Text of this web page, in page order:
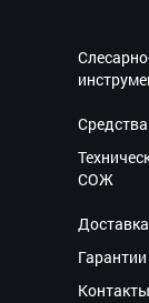
СОЖ
Доставка
Гарантии
Контакты